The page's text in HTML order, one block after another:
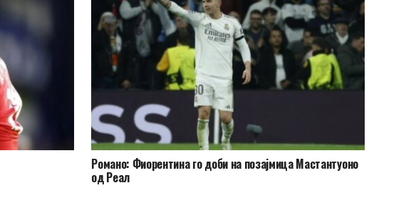
Романо: Фиорентина го доби на позајмица Мастантуоно
од Реал